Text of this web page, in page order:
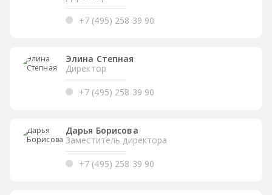
+7 (495) 258 39 90
Элина Степная
Директор
+7 (495) 258 39 90
Дарья Борисова
Заместитель директора
+7 (495) 258 39 90